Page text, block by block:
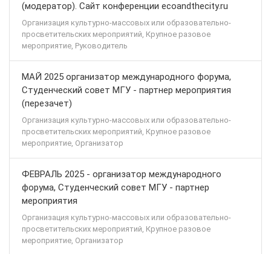
(модератор). Сайт конференции ecoandthecity.ru
Организация культурно-массовых или образовательно-
просветительских мероприятий, Крупное разовое
мероприятие, Руководитель
МАЙ 2025 организатор международного форума,
Студенческий совет МГУ - партнер мероприятия
(перезачет)
Организация культурно-массовых или образовательно-
просветительских мероприятий, Крупное разовое
мероприятие, Организатор
ФЕВРАЛЬ 2025 - организатор международного
форума, Студенческий совет МГУ - партнер
мероприятия
Организация культурно-массовых или образовательно-
просветительских мероприятий, Крупное разовое
мероприятие, Организатор